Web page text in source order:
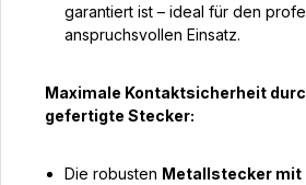
garantiert ist – ideal für den
anspruchsvollen Einsatz.
Maximale Kontaktsicherheit
gefertigte Stecker:
Die robusten Metallstecker